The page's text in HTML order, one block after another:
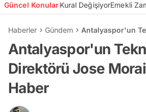
Güncel KonularKural DeğişiyorEmekli
Haberler Gündem Antalyaspor'un
Antalyaspor'un
Direktörü Jose
Haber